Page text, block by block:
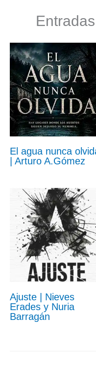
El agua nunca
| Arturo A.Gómez
Ajuste | Nieves
Erades y Nuria
Barragán